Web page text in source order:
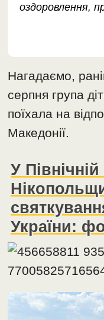
оздоровлення,
Нагадаємо,
серпня група
поїхала на
Македонії.
У
України: